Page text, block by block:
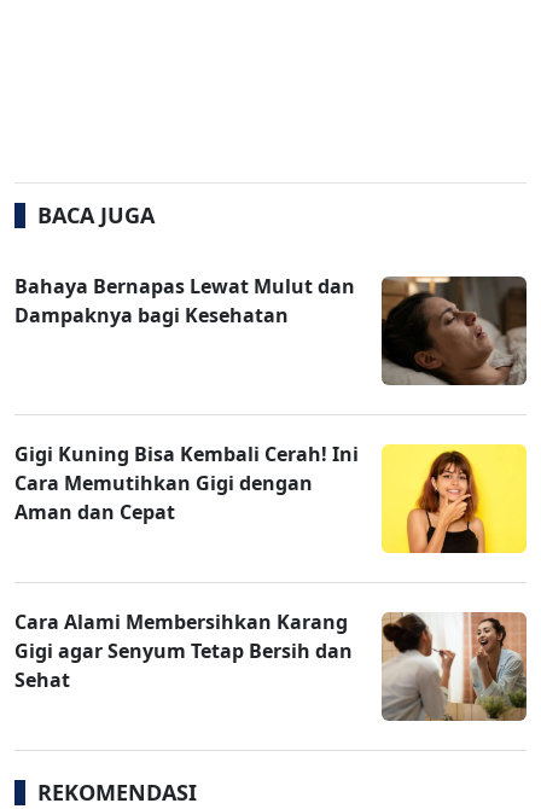
BACA JUGA
Bahaya Bernapas Lewat Mulut dan
Dampaknya bagi Kesehatan
Gigi Kuning Bisa Kembali Cerah! Ini
Cara Memutihkan Gigi dengan
Aman dan Cepat
Cara Alami Membersihkan Karang
Gigi agar Senyum Tetap Bersih dan
Sehat
REKOMENDASI